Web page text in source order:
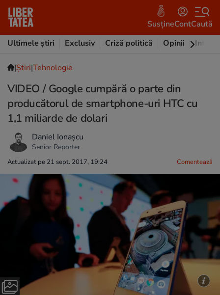
SusțineContCaută
Ultimele știri
Exclusiv Criză politică Opinii
|Ştiri|Tehnologie
VIDEO / Google cumpără o parte din
producătorul de smartphone-uri HTC cu
1,1 miliarde de dolari
Daniel Ionașcu
Senior Reporter
Actualizat pe 21 sept. 2017, 19:24 Comentează